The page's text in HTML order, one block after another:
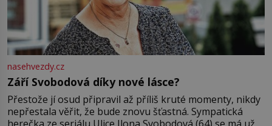
nasehvezdy.cz
Září Svobodová díky nové lásce?
Přestože jí osud připravil až příliš kruté momenty, nikdy
nepřestala věřit, že bude znovu šťastná. Sympatická